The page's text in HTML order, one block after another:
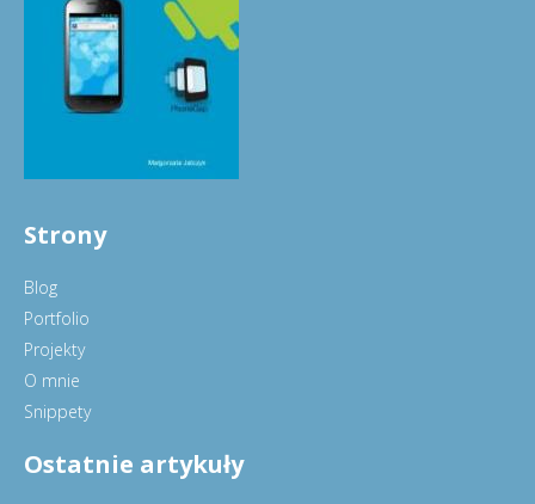
Strony
Blog
Portfolio
Projekty
O mnie
Snippety
Ostatnie artykuły